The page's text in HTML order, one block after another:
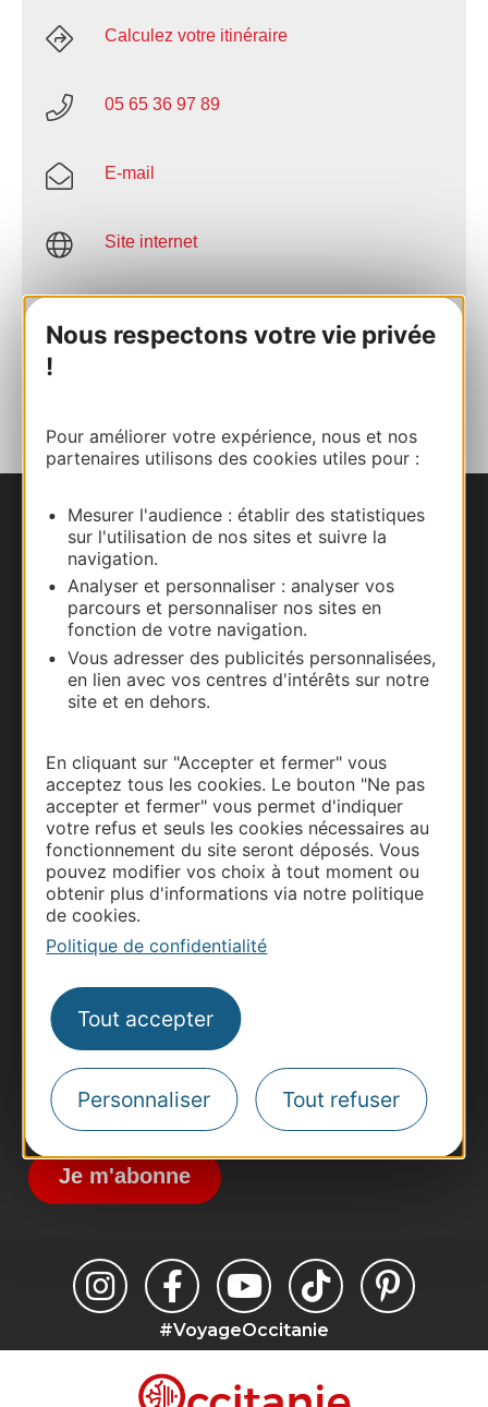
Nous respectons votre vie privée
!
Pour améliorer votre expérience, nous et nos
partenaires utilisons des cookies utiles pour :
Mesurer l'audience : établir des statistiques
sur l'utilisation de nos sites et suivre la
navigation.
Analyser et personnaliser : analyser vos
parcours et personnaliser nos sites en
fonction de votre navigation.
Vous adresser des publicités personnalisées,
en lien avec vos centres d'intérêts sur notre
site et en dehors.
En cliquant sur "Accepter et fermer" vous
acceptez tous les cookies. Le bouton "Ne pas
accepter et fermer" vous permet d'indiquer
votre refus et seuls les cookies nécessaires au
fonctionnement du site seront déposés. Vous
pouvez modifier vos choix à tout moment ou
obtenir plus d'informations via notre politique
de cookies.
Politique de confidentialité
Tout accepter
Personnaliser Tout refuser
Calculez votre itinéraire
05 65 36 97 89
E-mail
Site internet
Nous contacter
Carte interactive
Documentation
Thermalisme
Business/Mice
Pros d'Occitanie
Site presse et d'influence
Voyagistes
Destination Sport
Inscrivez-vous à la lettre d'information
Destination Occitanie pour recevoir des
suggestions de séjours, de visites et de sorties.
Je m'abonne
#VoyageOccitanie